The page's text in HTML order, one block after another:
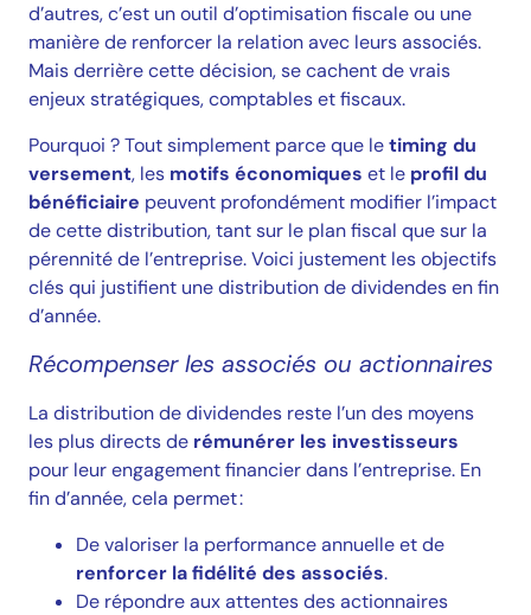
d’autres, c’est un outil d’optimisation fiscale ou une
manière de renforcer la relation avec leurs associés.
Mais derrière cette décision, se cachent de vrais
enjeux stratégiques, comptables et fiscaux.
Pourquoi ? Tout simplement parce que letiming du
versement, les motifs économiques et le profil du
bénéficiaire peuvent profondément modifier l’impact
de cette distribution, tant sur le plan fiscal que sur la
pérennité de l’entreprise. Voici justement les objectifs
clés qui justifient une distribution de dividendes en fin
d’année.
Récompenser les associés ou actionnaires
La distribution de dividendes reste l’un des moyens
les plus directs de rémunérer les investisseurs
pour leur engagement financier dans l’entreprise. En
fin d’année, cela permet :
De valoriser la performance annuelle et de
renforcer la fidélité des associés.
De répondre aux attentes des actionnaires